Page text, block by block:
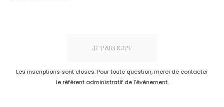
JE PARTICIPE
Les inscriptions sont closes. Pour toute question, merci de contacter
le référent administratif de l'événement.